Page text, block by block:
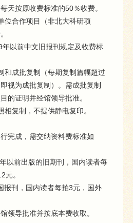
天按原收费标准的50％收费。
位合作项目（非北大科研项
以前中文旧报刊规定及收费标
和成批复制（每期复制篇幅超过
视为成批复制）。需成批复制
的证明并经馆领导批准。
相复制，不提供静电复印。
完成，需交纳资料费标准如
以前出版的旧期刊，国内读者每
元。
报刊，国内读者每拍3元，国外
领导批准并按底本费收取。